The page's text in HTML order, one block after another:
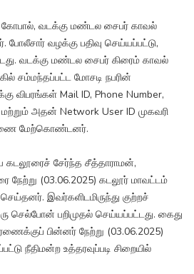
கோபால், வடக்கு மண்டல சைபர் காவல்
போலீசார் வழக்கு பதிவு செய்யப்பட்டு,
வடக்கு மண்டல சைபர் கிரைம் காவல்
சம்மந்தப்பட்ட மோசடி நபரின்
விபரங்கள் Mail ID, Phone Number,
அதன் Network User ID முகவரி
மேற்கொண்டனர்.
சேர்ந்த சீத்தாராமன்,
நேற்று (03.06.2025) கடலூர் மாவட்டம்
செய்தனர். இவர்களிடமிருந்து குற்றச்
செல்போன் பறிமுதல் செய்யப்பட்டது. கைது
பின்னர் நேற்று (03.06.2025)
நீதிமன்ற உத்தரவுப்படி சிறையில்